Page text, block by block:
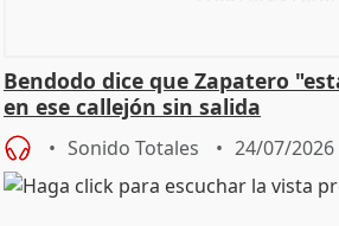
Bendodo dice que Zapatero
en ese callejón sin salida
Sonido Totales 24/07/2026